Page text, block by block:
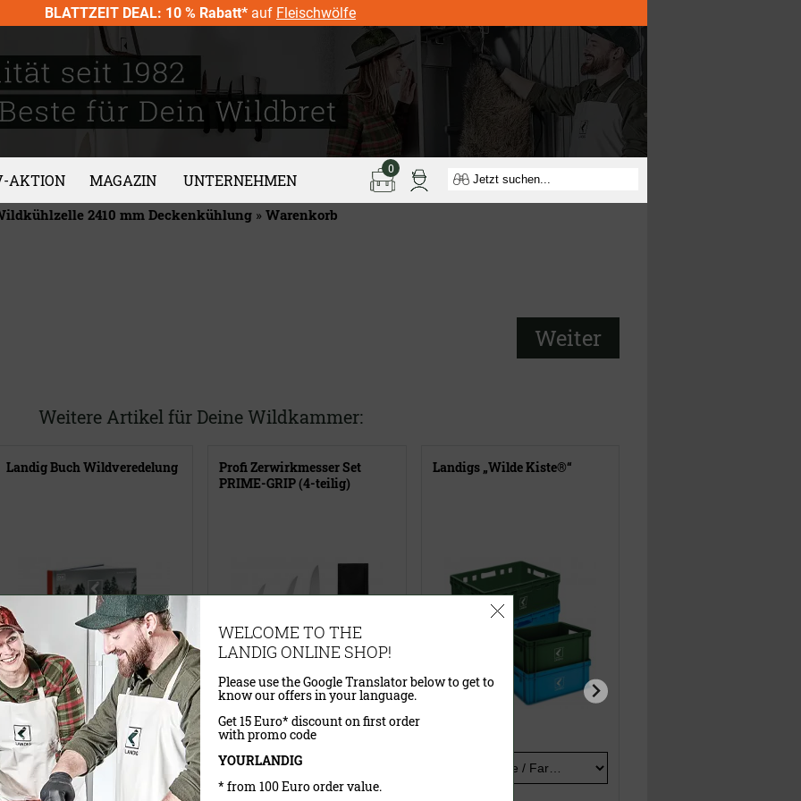
BLATTZEIT DEAL: 10 % Rabatt* auf Fleischwölfe
AKTION MAGAZIN UNTERNEHMEN
0
2410 mm Deckenkühlung » Warenkorb
Weiter
Weitere Artikel für Deine Wildkammer:
Landig Buch Wildveredelung
Ausgabe
Profi Zerwirkmesser Set
PRIME-GRIP (4-teilig)
Landigs „Wilde Kiste®“
WELCOME TO THE
LANDIG ONLINE SHOP!
Please use the Google Translator below to get to
know our offers in your language.
Get 15 Euro* discount on first order
with promo code
YOURLANDIG
* from 100 Euro order value.